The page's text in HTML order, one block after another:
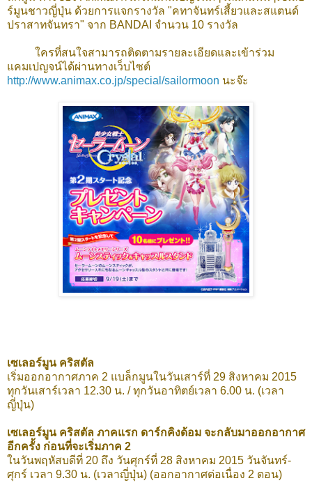
ร์มูนชาวญี่ปุ่น ด้วยการแจกรางวัล "คทาจันทร์เสี้ยวและสแตนด์
ปราสาทจันทรา" จาก BANDAI จำนวน 10 รางวัล
ใครที่สนใจสามารถติดตามรายละเอียดและเข้าร่วม
แคมเปญจน์ได้ผ่านทางเว็บไซต์
http://www.animax.co.jp/special/sailormoon นะจ๊ะ
เซเลอร์มูน คริสตัล
เริ่มออกอากาศภาค 2 แบล็กมูนในวันเสาร์ที่ 29 สิงหาคม 2015
ทุกวันเสาร์เวลา 12.30 น. / ทุกวันอาทิตย์เวลา 6.00 น. (เวลา
ญี่ปุ่น)
เซเลอร์มูน คริสตัล ภาคแรก ดาร์กคิงด้อม จะกลับมาออกอากาศ
อีกครั้ง ก่อนที่จะเริ่มภาค 2
ในวันพฤหัสบดีที่ 20 ถึง วันศุกร์ที่ 28 สิงหาคม 2015 วันจันทร์-
ศุกร์ เวลา 9.30 น. (เวลาญี่ปุ่น) (ออกอากาศต่อเนื่อง 2 ตอน)